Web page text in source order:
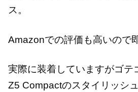
ス。
Amazonでの評価も高いので
実際に装着していますがゴテ
Z5 Compactのスタイリッシ